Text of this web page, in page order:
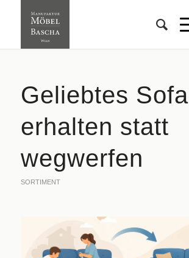
Geliebtes Sofa
erhalten statt
wegwerfen
SORTIMENT